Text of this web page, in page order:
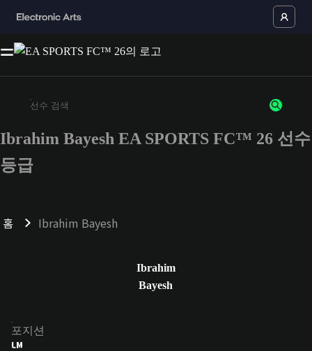
최소 3자 이상의 문자 또는 숫자를 입력하세요
Ibrahim Bayesh EA SPORTS FC™ 26 선수
등급
홈 Ibrahim Bayesh
Ibrahim
Bayesh
포지션
LM